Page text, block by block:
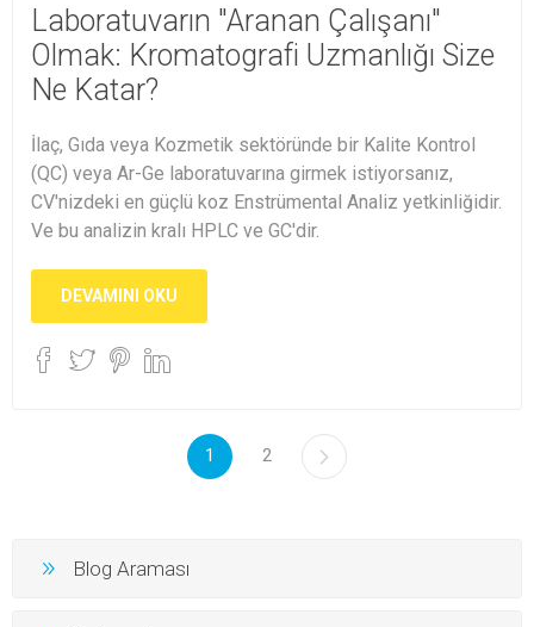
Laboratuvarın "Aranan Çalışanı"
Olmak: Kromatografi Uzmanlığı Size
Ne Katar?
İlaç, Gıda veya Kozmetik sektöründe bir Kalite Kontrol
(QC) veya Ar-Ge laboratuvarına girmek istiyorsanız,
CV'nizdeki en güçlü koz Enstrümental Analiz yetkinliğidir.
Ve bu analizin kralı HPLC ve GC'dir.
DEVAMINI OKU
1 2
Blog Araması